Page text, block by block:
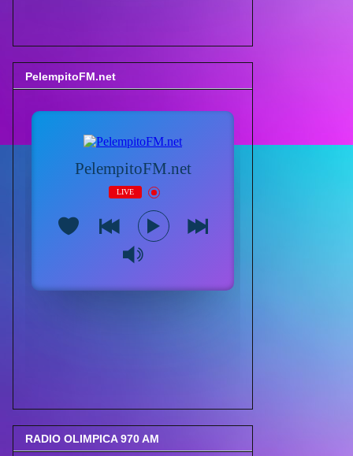
PelempitoFM.net
RADIO OLIMPICA 970 AM